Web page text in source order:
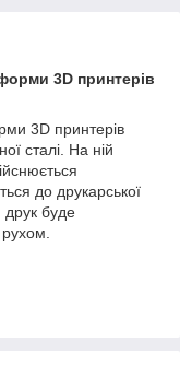
3D принтерів
3D принтерів
сталі. На ній
до друкарської
друк буде